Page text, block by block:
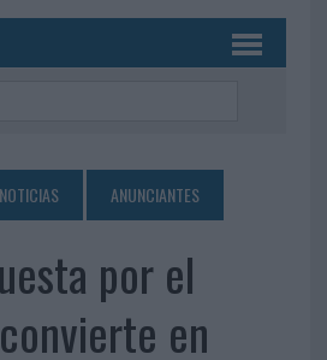
NOTICIAS ANUNCIANTES
por el
en